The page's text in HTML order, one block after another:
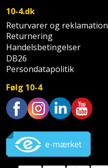
10-4.dk
Returvarer og reklamation
Returnering
Handelsbetingelser
DB26
Persondatapolitik
Følg 10-4